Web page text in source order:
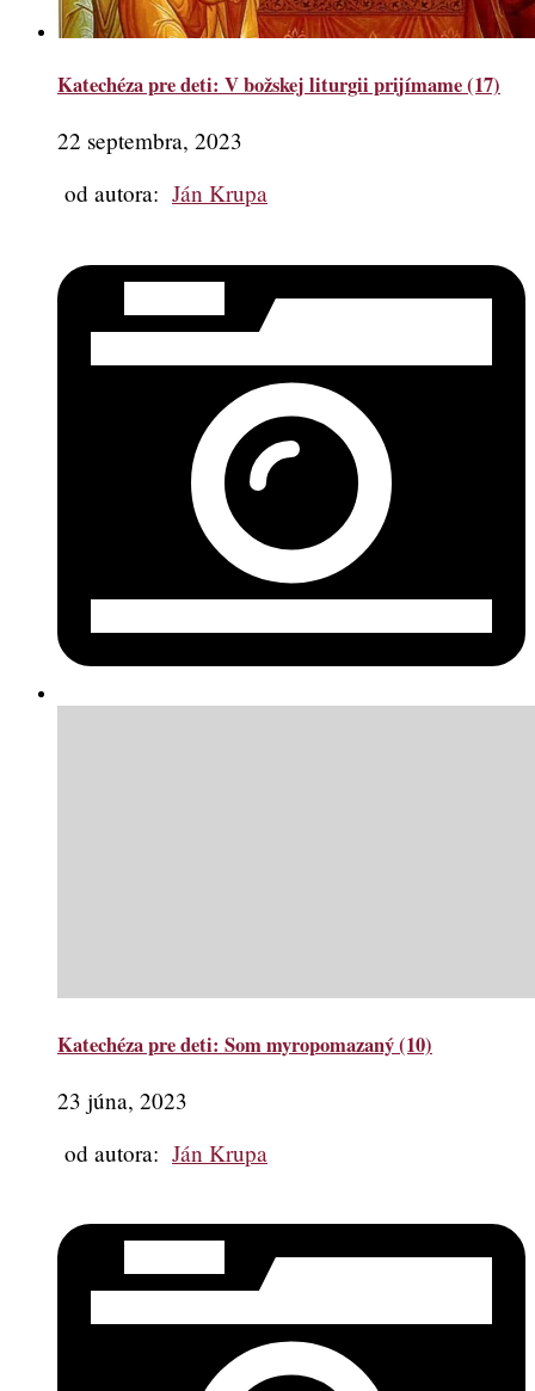
Katechéza pre deti: V božskej liturgii prijímame (17)
22 septembra, 2023
od autora: Ján Krupa
Katechéza pre deti: Som myropomazaný (10)
23 júna, 2023
od autora: Ján Krupa